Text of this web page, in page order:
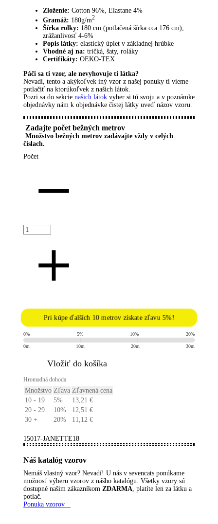
Zloženie: Cotton 96%, Elastane 4%
Gramáž: 180g/m2
Šírka rolky: 180 cm (potlačená šírka cca 176 cm),
zrážanlivosť 4-6%
Popis látky: elastický úplet v základnej hrúbke
Vhodné aj na: tričká, šaty, roláky
Certifikáty: OEKO-TEX
Páči sa ti vzor, ​​ale nevyhovuje ti látka?
Nevadí, tento a akýkoľvek iný vzor z našej ponuky ti vieme
potlačiť na ktorúkoľvek z našich látok.
Pozri sa do sekcie našich látok vyber si tú svoju a v poznámke
objednávky nám k objednávke čistej látky uveď názov vzoru.
Zadajte počet bežných metrov
Množstvo bežných metrov zadávajte vždy v celých
číslach.
Počet
Pri kúpe ďalších 10 metrov získate zľavu 5%!
0% 5% 10% 20%
0m 10m 20m 30m
​Vložiť do košíka
Hromadná dohoda
Množstvo Zľava Zľavnená cena
10 - 19
5% 13,21 €
20 - 29
10% 12,51 €
30 +
20% 11,12 €
15017-JANETTE18
Náš katalóg vzorov
Nemáš vlastný vzor? Nevadí! U nás v sevencats ponúkame
možnosť výberu vzorov z nášho katalógu. Všetky vzory sú
dostupné našim zákazníkom ZDARMA , platíte len za látku a
potlač.
Ponuka vzorov